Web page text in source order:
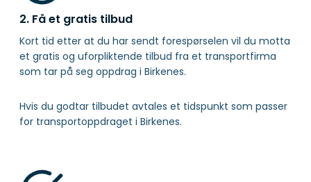
2. Få et gratis tilbud
Kort tid etter at du har sendt forespørselen vil du motta
et gratis og uforpliktende tilbud fra et transportfirma
som tar på seg oppdrag i Birkenes.
Hvis du godtar tilbudet avtales et tidspunkt som passer
for transportoppdraget i Birkenes.